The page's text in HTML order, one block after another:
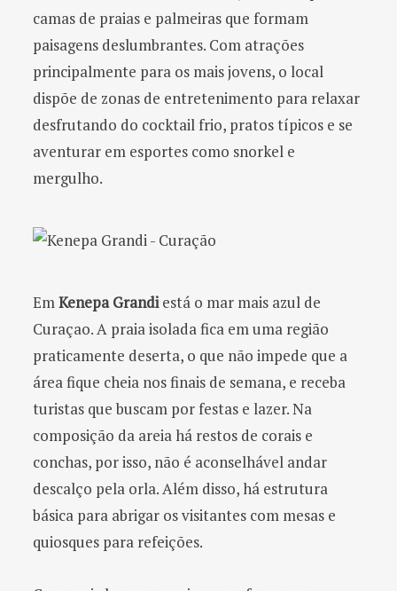
camas de praias e palmeiras que formam
paisagens deslumbrantes. Com atrações
principalmente para os mais jovens, o local
dispõe de zonas de entretenimento para relaxar
desfrutando do cocktail frio, pratos típicos e se
aventurar em esportes como snorkel e
mergulho.
EmKenepa Grandiestá o mar mais azul de
Curaçao. A praia isolada fica em uma região
praticamente deserta, o que não impede que a
área fique cheia nos finais de semana, e receba
turistas que buscam por festas e lazer. Na
composição da areia há restos de corais e
conchas, por isso, não é aconselhável andar
descalço pela orla. Além disso, há estrutura
básica para abrigar os visitantes com mesas e
quiosques para refeições.